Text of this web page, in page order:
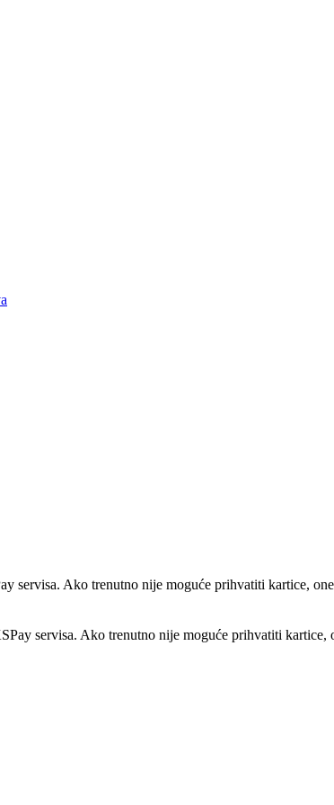
servisa. Ako trenutno nije moguće prihvatiti kartice,
servisa. Ako trenutno nije moguće prihvatiti kartice,